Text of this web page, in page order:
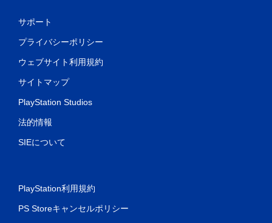
サポート
プライバシーポリシー
ウェブサイト利用規約
サイトマップ
PlayStation Studios
法的情報
SIEについて
PlayStation利用規約
PS Storeキャンセルポリシー